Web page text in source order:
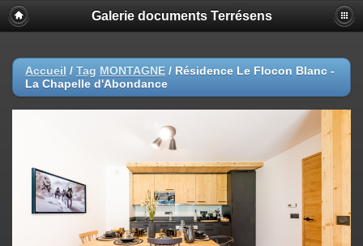
Galerie documents Terrésens
Accueil / Tag MONTAGNE / Résidence Le Flocon Blanc -
La Chapelle d'Abondance